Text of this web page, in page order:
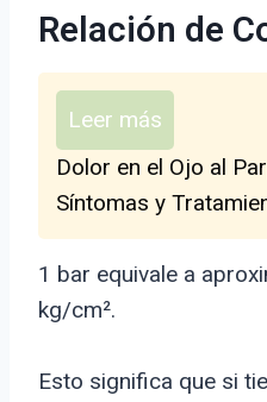
Relación de
Leer más
Dolor en el Ojo al
Síntomas y
1 bar equivale a
kg/cm².
Esto significa que si